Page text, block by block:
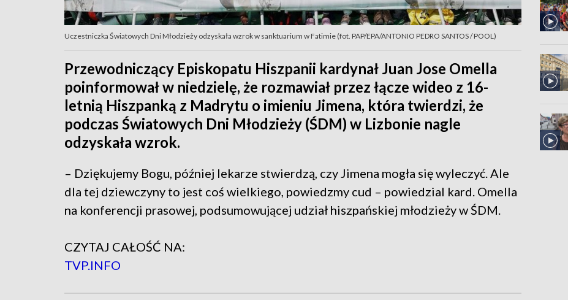
Uczestniczka Światowych Dni Młodzieży odzyskała wzrok w sanktuarium w Fatimie (fot. PAP/EPA/ANTONIO PEDRO SANTOS / POOL)
Przewodniczący Episkopatu Hiszpanii kardynał Juan Jose Omella
poinformował w niedzielę, że rozmawiał przez łącze wideo z 16-
letnią Hiszpanką z Madrytu o imieniu Jimena, która twierdzi, że
podczas Światowych Dni Młodzieży (ŚDM) w Lizbonie nagle
odzyskała wzrok.
– Dziękujemy Bogu, później lekarze stwierdzą, czy Jimena mogła się wyleczyć. Ale
dla tej dziewczyny to jest coś wielkiego, powiedzmy cud – powiedzial kard. Omella
na konferencji prasowej, podsumowującej udział hiszpańskiej młodzieży w ŚDM.
CZYTAJ CAŁOŚĆ NA:
TVP.INFO